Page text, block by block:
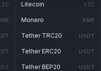
Litecoin LTC
Monero XMR
Tether TRC20 USDT
Tether ERC20 USDT
Tether BEP20 USDT